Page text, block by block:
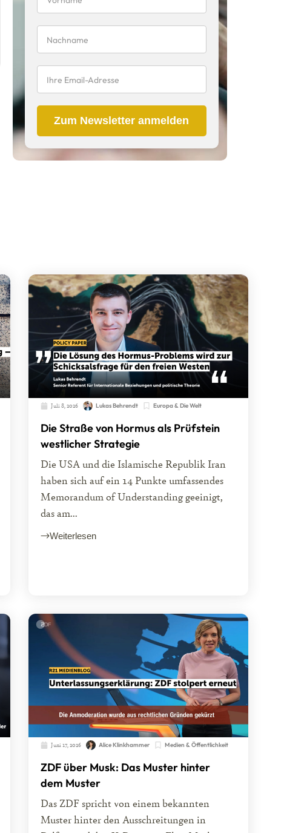
Zum Newsletter anmelden
Juli 8, 2026 Lukas Behrendt Europa & Die Welt
Die Straße von Hormus als Prüfstein
westlicher Strategie
Die USA und die Islamische Republik Iran
haben sich auf ein 14 Punkte umfassendes
Memorandum of Understanding geeinigt,
das am...
Weiterlesen
Juni 17, 2026 Alice Klinkhammer Medien & Öffentlichkeit
ZDF über Musk: Das Muster hinter
dem Muster
Das ZDF spricht von einem bekannten
Muster hinter den Ausschreitungen in